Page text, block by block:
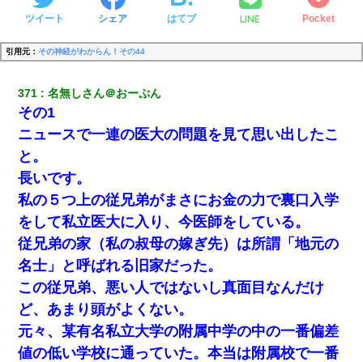
ツイート シェア はてブ LINE Pocket
引用元： その神経がわからん！その44
371 名無しさん＠おーぷん
その1
ニュースで一連の医大の問題を見て思い出したこ
と。
長いです。
私の５つ上の従兄弟がまさにお金の力で裏口入学
をして私立医大に入り、今医師をしている。
従兄弟の家（私の叔母の嫁ぎ先）は所謂「地元の
名士」と呼ばれる旧家だった。
この従兄弟、悪い人ではないし真面目なんだけ
ど、あまり頭がよくない。
元々、某有名私立大学の附属中学の中の一番偏差
値の低い学校に通っていた。本当は附属校で一番